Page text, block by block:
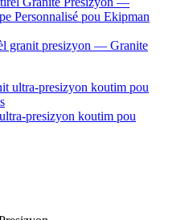
granit presizyon — Granite
presizyon koutim pou